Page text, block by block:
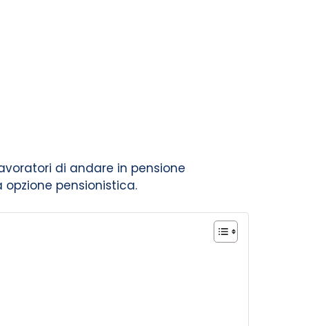
di andare in pensione
pensionistica.